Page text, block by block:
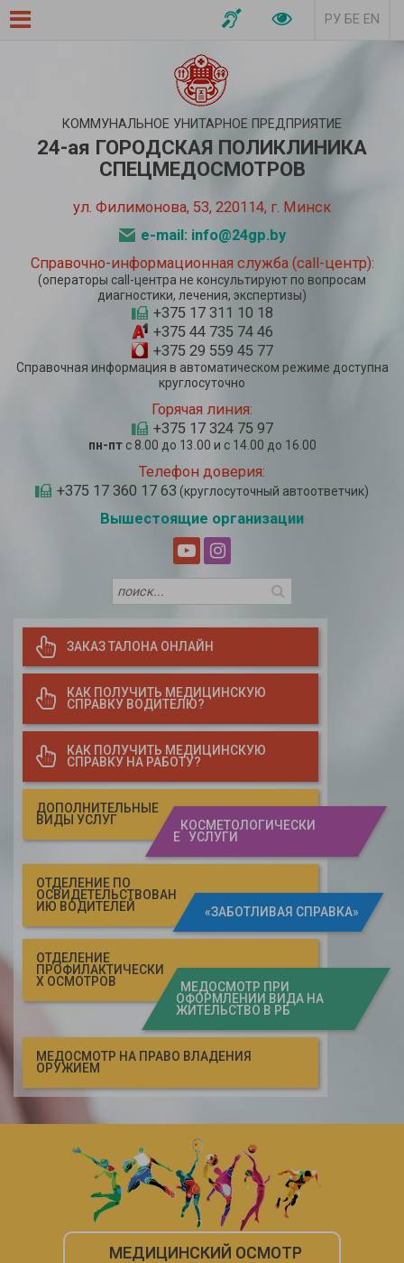
РУ БЕ EN
КОММУНАЛЬНОЕ УНИТАРНОЕ ПРЕДПРИЯТИЕ
24-ая ГОРОДСКАЯ ПОЛИКЛИНИКА
СПЕЦМЕДОСМОТРОВ
ул. Филимонова, 53, 220114, г. Минск
e-mail: info@24gp.by
Справочно-информационная служба (call-центр):
(операторы call-центра не консультируют по вопросам
диагностики, лечения, экспертизы)
+375 17 311 10 18
+375 44 735 74 46
+375 29 559 45 77
Справочная информация в автоматическом режиме доступна
круглосуточно
Горячая линия:
+375 17 324 75 97
пн-птс 8.00 до 13.00 и с 14.00 до 16.00
Телефон доверия:
+375 17 360 17 63 (круглосуточный автоответчик)
Вышестоящие организации
ЗАКАЗ ТАЛОНА ОНЛАЙН
КАК ПОЛУЧИТЬ МЕДИЦИНСКУЮ
СПРАВКУ ВОДИТЕЛЮ?
КАК ПОЛУЧИТЬ МЕДИЦИНСКУЮ
СПРАВКУ НА РАБОТУ?
ДОПОЛНИТЕЛЬНЫЕ
ВИДЫ УСЛУГ
КОСМЕТОЛОГИЧЕСКИ
Е УСЛУГИ
ОТДЕЛЕНИЕ ПО
ОСВИДЕТЕЛЬСТВОВАН
ИЮ ВОДИТЕЛЕЙ
«ЗАБОТЛИВАЯ СПРАВКА»
ОТДЕЛЕНИЕ
ПРОФИЛАКТИЧЕСКИ
Х ОСМОТРОВ
МЕДОСМОТР ПРИ
ОФОРМЛЕНИИ ВИДА НА
ЖИТЕЛЬСТВО В РБ
МЕДОСМОТР НА ПРАВО ВЛАДЕНИЯ
ОРУЖИЕМ
МЕДИЦИНСКИЙ ОСМОТР